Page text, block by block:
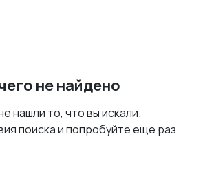
не найдено
нашли то, что вы искали.
поиска и попробуйте еще раз.